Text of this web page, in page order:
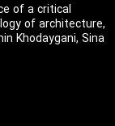
of a critical
of architecture,
Khodaygani, Sina